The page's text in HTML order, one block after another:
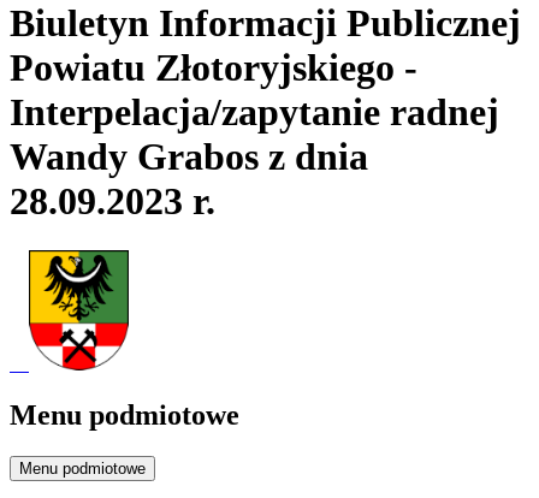
Biuletyn Informacji Publicznej
Powiatu Złotoryjskiego -
Interpelacja/zapytanie radnej
Wandy Grabos z dnia
28.09.2023 r.
Menu podmiotowe
Menu podmiotowe